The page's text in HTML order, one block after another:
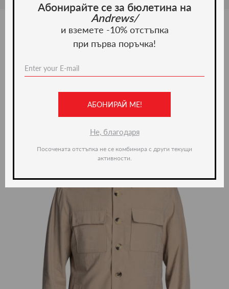
We recommend
Абонирайте се за бюлетина на
Andrews/
и вземете -10% отстъпка
при първа поръчка!
АБОНИРАЙ МЕ!
Не, благодаря
Посочената отстъпка не се комбинира с други текущи
активности.